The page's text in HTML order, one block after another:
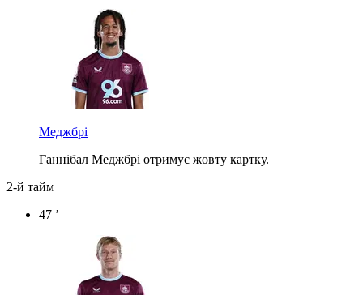
Меджбрі
Ганнібал Меджбрі отримує жовту картку.
2-й тайм
47 ’